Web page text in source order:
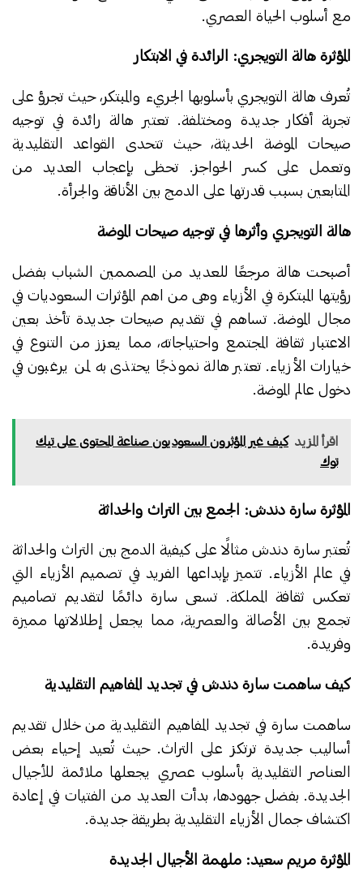
مع أسلوب الحياة العصري.
المؤثرة هالة التويجري: الرائدة في الابتكار
تُعرف هالة التويجري بأسلوبها الجريء والمبتكر، حيث تجرؤ على
تجربة أفكار جديدة ومختلفة. تعتبر هالة رائدة في توجيه
صيحات الموضة الحديثة، حيث تتحدى القواعد التقليدية
وتعمل على كسر الحواجز. تحظى بإعجاب العديد من
المتابعين بسبب قدرتها على الدمج بين الأناقة والجرأة.
هالة التويجري وأثرها في توجيه صيحات الموضة
أصبحت هالة مرجعًا للعديد من المصممين الشباب بفضل
رؤيتها المبتكرة في الأزياء وهى من اهم المؤثرات السعوديات في
مجال الموضة. تساهم في تقديم صيحات جديدة تأخذ بعين
الاعتبار ثقافة المجتمع واحتياجاته، مما يعزز من التنوع في
خيارات الأزياء. تعتبر هالة نموذجًا يحتذى به لمن يرغبون في
دخول عالم الموضة.
اقرأ المزيد كيف غير المؤثرون السعوديون صناعة المحتوى على تيك
توك
المؤثرة سارة دندش: الجمع بين التراث والحداثة
تُعتبر سارة دندش مثالًا على كيفية الدمج بين التراث والحداثة
في عالم الأزياء. تتميز بإبداعها الفريد في تصميم الأزياء التي
تعكس ثقافة المملكة. تسعى سارة دائمًا لتقديم تصاميم
تجمع بين الأصالة والعصرية، مما يجعل إطلالاتها مميزة
وفريدة.
كيف ساهمت سارة دندش في تجديد المفاهيم التقليدية
ساهمت سارة في تجديد المفاهيم التقليدية من خلال تقديم
أساليب جديدة ترتكز على التراث. حيث تُعيد إحياء بعض
العناصر التقليدية بأسلوب عصري يجعلها ملائمة للأجيال
الجديدة. بفضل جهودها، بدأت العديد من الفتيات في إعادة
اكتشاف جمال الأزياء التقليدية بطريقة جديدة.
المؤثرة مريم سعيد: ملهمة الأجيال الجديدة